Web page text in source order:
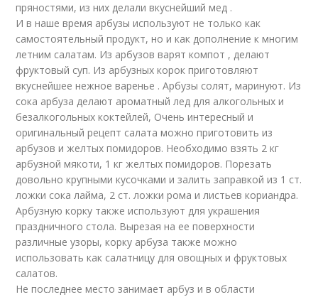
пряностями, из них делали вкуснейший мед .
И в наше время арбузы используют не только как
самостоятельный продукт, но и как дополнение к многим
летним салатам. Из арбузов варят компот , делают
фруктовый суп. Из арбузных корок приготовляют
вкуснейшее нежное варенье . Арбузы солят, маринуют. Из
сока арбуза делают ароматный лед для алкогольных и
безалкогольных коктейлей, Очень интересный и
оригинальный рецепт салата можно приготовить из
арбузов и желтых помидоров. Необходимо взять 2 кг
арбузной мякоти, 1 кг желтых помидоров. Порезать
довольно крупными кусочками и залить заправкой из 1 ст.
ложки сока лайма, 2 ст. ложки рома и листьев кориандра.
Арбузную корку также используют для украшения
праздничного стола. Вырезая на ее поверхности
различные узоры, корку арбуза также можно
использовать как салатницу для овощных и фруктовых
салатов.
Не последнее место занимает арбуз и в области